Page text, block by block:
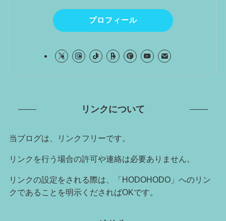
プロフィール
リンクについて
当ブログは、リンクフリーです。
リンクを行う場合の許可や連絡は必要ありません。
リンクの設定をされる際は、「HODOHODO」へのリン
クであることを明示くださればOKです。